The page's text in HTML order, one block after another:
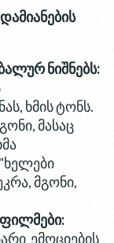
ნიშნებს:
ხმის ტონს.
მასაც
მგონი,
ემოციების